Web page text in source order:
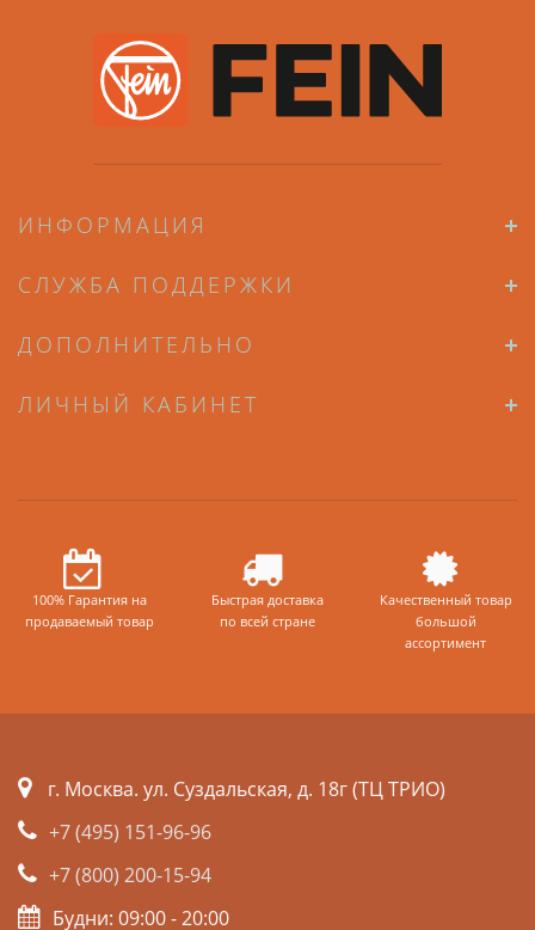
ИНФОРМАЦИЯ
СЛУЖБА ПОДДЕРЖКИ
ДОПОЛНИТЕЛЬНО
ЛИЧНЫЙ КАБИНЕТ
100% Гарантия на
продаваемый товар
Быстрая доставка
по всей стране
Качественный товар
большой
ассортимент
г. Москва. ул. Суздальская, д. 18г (ТЦ ТРИО)
+7 (495) 151-96-96
+7 (800) 200-15-94
Будни: 09:00 - 20:00